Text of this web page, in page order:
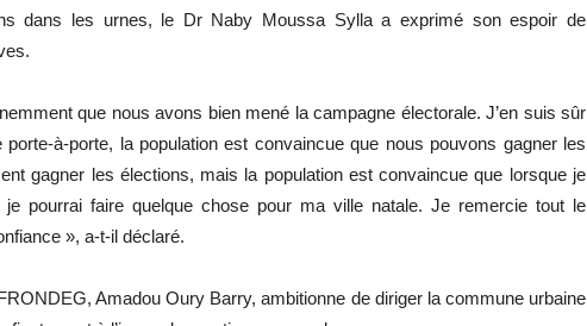
dans les urnes, le Dr Naby Moussa Sylla a exprimé son espoir de
que nous avons bien mené la campagne électorale. J’en suis sûr
porte-à-porte, la population est convaincue que nous pouvons gagner les
gagner les élections, mais la population est convaincue que lorsque je
je pourrai faire quelque chose pour ma ville natale. Je remercie tout le
», a-t-il déclaré.
Amadou Oury Barry, ambitionne de diriger la commune urbaine